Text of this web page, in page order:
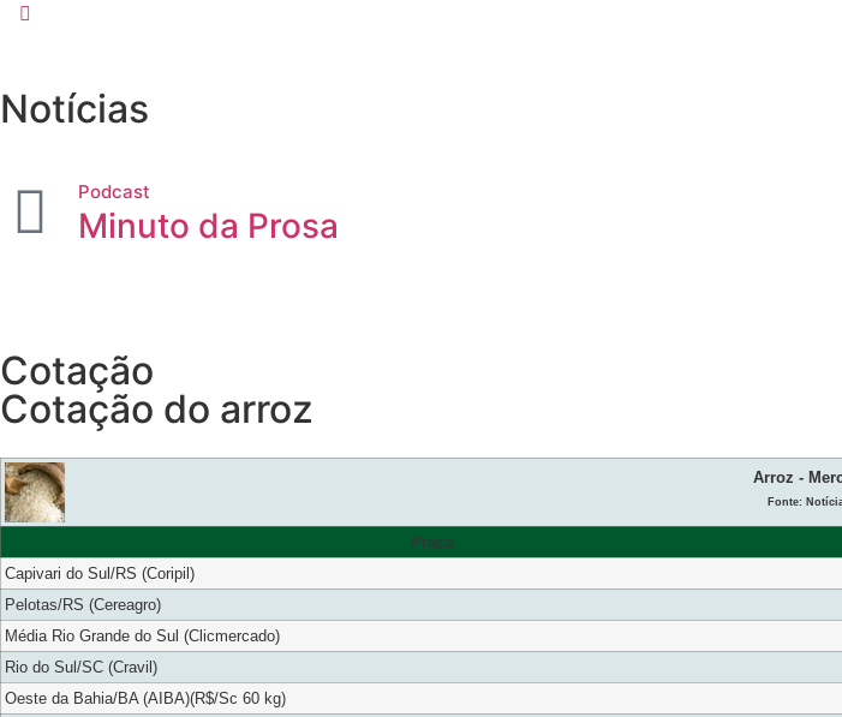
Notícias
Podcast
Minuto da Prosa
Cotação
Cotação do arroz
Arroz -
Fonte:
Praça
Capivari do Sul/RS (Coripil)
Pelotas/RS (Cereagro)
Média Rio Grande do Sul (Clicmercado)
Rio do Sul/SC (Cravil)
Oeste da Bahia/BA (AIBA)(R$/Sc 60 kg)